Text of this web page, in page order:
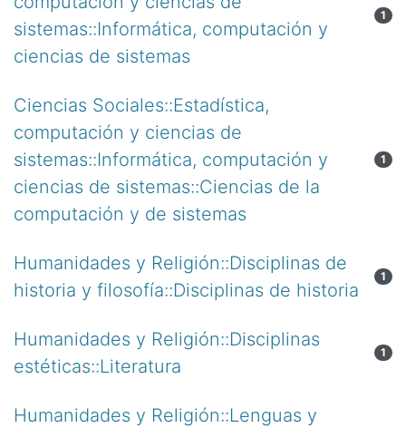
sistemas::Informática, computación y
ciencias de sistemas
1
Ciencias Sociales::Estadística,
computación y ciencias de
sistemas::Informática, computación y
ciencias de sistemas::Ciencias de la
computación y de sistemas
1
Humanidades y Religión::Disciplinas de
historia y filosofía::Disciplinas de historia
1
Humanidades y Religión::Disciplinas
estéticas::Literatura
1
Humanidades y Religión::Lenguas y